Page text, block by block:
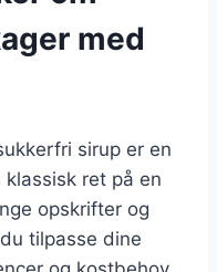
med
sirup er en
ret på en
opskrifter og
tilpasse dine